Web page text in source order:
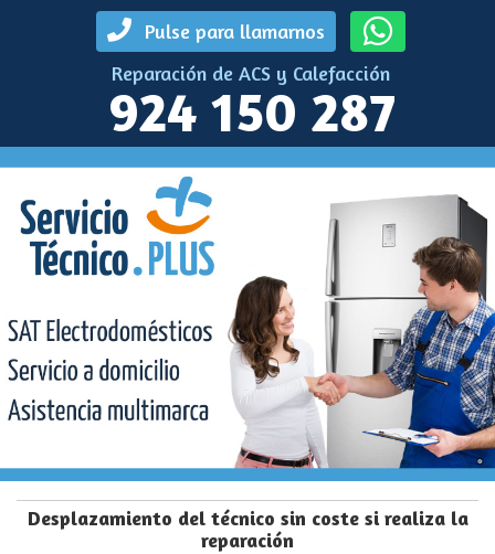
Pulse para llamarnos
Reparación de ACS y Calefacción
924 150 287
Desplazamiento del técnico sin coste si realiza la
reparación